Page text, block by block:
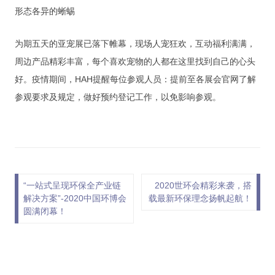
形态各异的蜥蜴
为期五天的亚宠展已落下帷幕，现场人宠狂欢，互动福利满满，
周边产品精彩丰富，每个喜欢宠物的人都在这里找到自己的心头
好。疫情期间，HAH提醒每位参观人员：提前至各展会官网了解
参观要求及规定，做好预约登记工作，以免影响参观。
文章导航
“一站式呈现环保全产业链
解决方案”-2020中国环博会
圆满闭幕！
2020世环会精彩来袭，搭
载最新环保理念扬帆起航！